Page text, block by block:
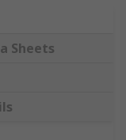
Sheets